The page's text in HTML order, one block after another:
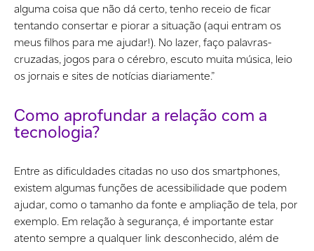
alguma coisa que não dá certo, tenho receio de ficar
tentando consertar e piorar a situação (aqui entram os
meus filhos para me ajudar!). No lazer, faço palavras-
cruzadas, jogos para o cérebro, escuto muita música, leio
os jornais e sites de notícias diariamente.”
Como aprofundar a relação com a
tecnologia?
Entre as dificuldades citadas no uso dos smartphones,
existem algumas funções de acessibilidade que podem
ajudar, como o tamanho da fonte e ampliação de tela, por
exemplo. Em relação à segurança, é importante estar
atento sempre a qualquer link desconhecido, além de